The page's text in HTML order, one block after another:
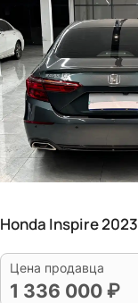
Honda Inspire 2023
Цена продавца
1 336 000 ₽